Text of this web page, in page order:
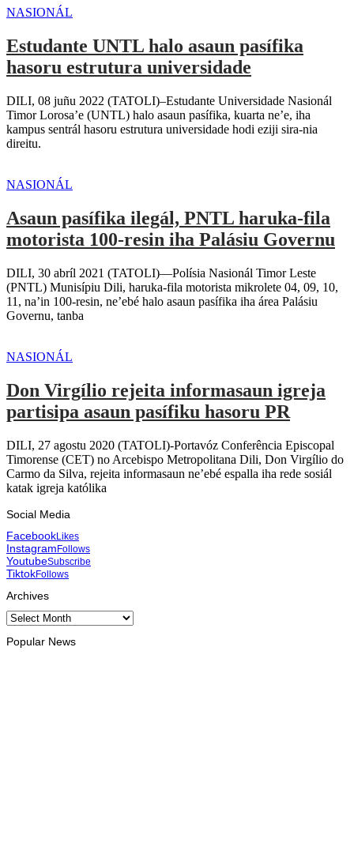
NASIONÁL
Estudante UNTL halo asaun pasífika
hasoru estrutura universidade
DILI, 08 juñu 2022 (TATOLI)–Estudante Universidade Nasionál
Timor Lorosa’e (UNTL) halo asaun pasífika, kuarta ne’e, iha
kampus sentrál hasoru estrutura universidade hodi eziji sira-nia
direitu.
NASIONÁL
Asaun pasífika ilegál, PNTL haruka-fila
motorista 100-resin iha Palásiu Governu
DILI, 30 abríl 2021 (TATOLI)—Polísia Nasionál Timor Leste
(PNTL) Munisípiu Dili, haruka-fila motorista mikrolete 04, 09, 10,
11, na’in 100-resin, ne’ebé halo asaun pasífika iha área Palásiu
Governu, tanba
NASIONÁL
Don Virgílio rejeita informasaun igreja
partisipa asaun pasífiku hasoru PR
DILI, 27 agostu 2020 (TATOLI)-Portavóz Conferência Episcopal
Timorense (CET) no Arcebispo Metropolitana Dili, Don Virgílio do
Carmo da Silva, rejeita informasaun ne’ebé espalla iha rede sosiál
katak igreja katólika
Social Media
Facebook Likes
Instagram Follows
YoutubeSubscribe
TiktokFollows
Archives
Archives
Popular News